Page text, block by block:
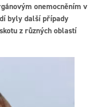
onemocněním v
byly další případy
z různých oblastí